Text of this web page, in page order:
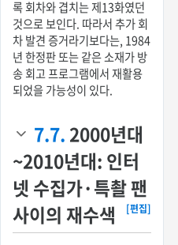
록 회차와 겹치는 제13화였던
것으로 보인다. 따라서 추가 회
차 발견 증거라기보다는, 1984
년 한정판 또는 같은 소재가 방
송 회고 프로그램에서 재활용
되었을 가능성이 있다.
7.7. 2000년대
~2010년대: 인터
넷 수집가·특촬 팬
사이의 재수색
[편집]